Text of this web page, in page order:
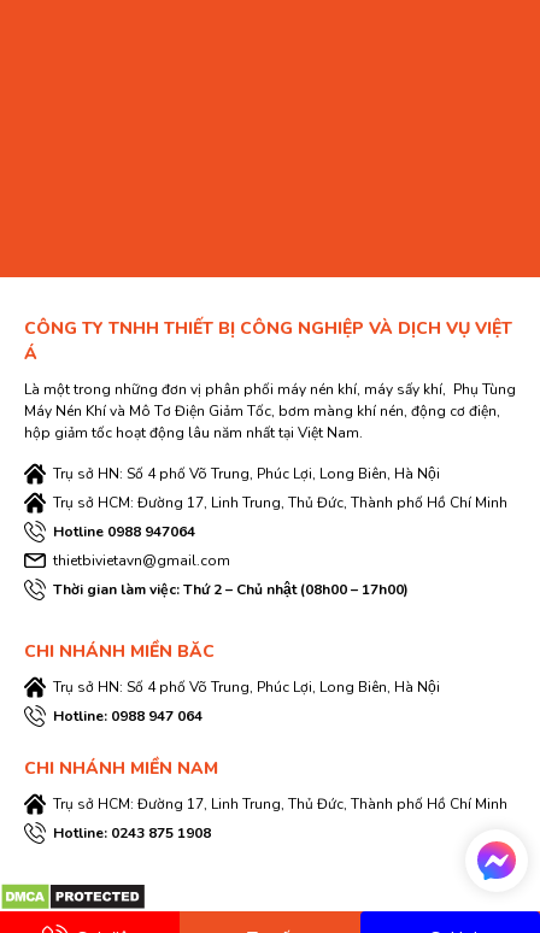
CÔNG TY TNHH THIẾT BỊ CÔNG NGHIỆP VÀ DỊCH VỤ VIỆT
Á
Là một trong những đơn vị phân phối máy nén khí, máy sấy khí, Phụ Tùng
Máy Nén Khí và Mô Tơ Điện Giảm Tốc, bơm màng khí nén, động cơ điện,
hộp giảm tốc hoạt động lâu năm nhất tại Việt Nam.
Trụ sở HN: Số 4 phố Võ Trung, Phúc Lợi, Long Biên, Hà Nội
Trụ sở HCM: Đường 17, Linh Trung, Thủ Đức, Thành phố Hồ Chí Minh
Hotline 0988 947064
thietbivietavn@gmail.com
Thời gian làm việc: Thứ 2 – Chủ nhật (08h00 – 17h00)
CHI NHÁNH MIỀN BĂC
Trụ sở HN: Số 4 phố Võ Trung, Phúc Lợi, Long Biên, Hà Nội
Hotline: 0988 947 064
CHI NHÁNH MIỀN NAM
Trụ sở HCM: Đường 17, Linh Trung, Thủ Đức, Thành phố Hồ Chí Minh
Hotline: 0243 875 1908